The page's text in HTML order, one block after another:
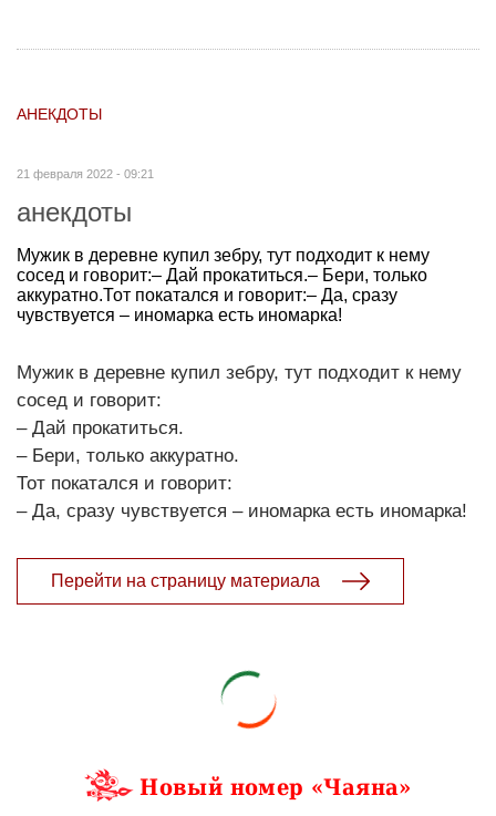
АНЕКДОТЫ
21 февраля 2022 - 09:21
анекдоты
Мужик в деревне купил зебру, тут подходит к нему
сосед и говорит:– Дай прокатиться.– Бери, только
аккуратно.Тот покатался и говорит:– Да, сразу
чувствуется – иномарка есть иномарка!
Мужик в деревне купил зебру, тут подходит к нему
сосед и говорит:
– Дай прокатиться.
– Бери, только аккуратно.
Тот покатался и говорит:
– Да, сразу чувствуется – иномарка есть иномарка!
Перейти на страницу материала
Новый номер «Чаяна»